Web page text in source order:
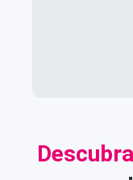
Descubra